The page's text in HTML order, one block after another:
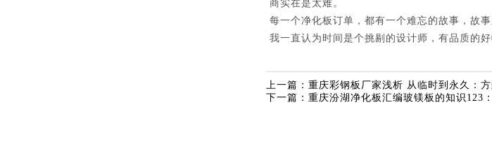
商实在是太难。
每一个净化板订单，都有一个难忘的故事，故
我一直认为时间是个挑剔的设计师，有品质的
上一篇： 重庆彩钢板厂家浅析 从临时到永久：
下一篇： 重庆汾湖净化板汇编玻镁板的知识123：